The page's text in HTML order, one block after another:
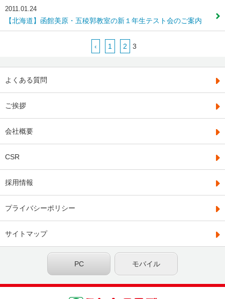
2011.01.24
【北海道】函館美原・五稜郭教室の新１年生テスト会のご案内
‹ 1 2 3
よくある質問
ご挨拶
会社概要
CSR
採用情報
プライバシーポリシー
サイトマップ
モバイル
PC